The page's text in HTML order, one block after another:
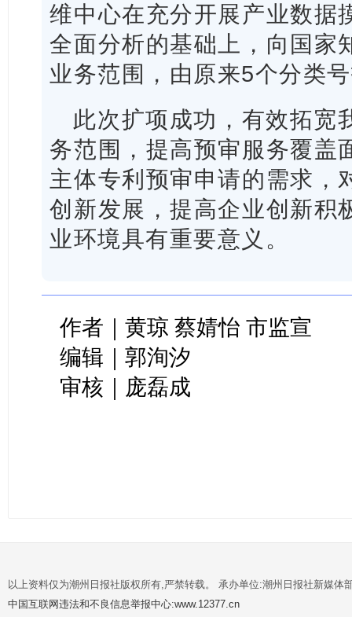
维中心在充分开展产业数据
全面分析的基础上，向国家
业务范围，由原来5个分类
此次扩项成功，有效拓宽
务范围，提高预审服务覆盖
主体专利预审申请的需求，
创新发展，提高企业创新积
业环境具有重要意义。
作者｜黄琼 蔡婧怡 市监宣
编辑｜郭洵汐
审核｜庞磊成
以上资料仅为潮州日报社版权所有,严禁转载。 承办单位:潮州日报社新媒体
中国互联网违法和不良信息举报中心:www.12377.cn